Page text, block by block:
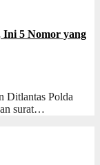
5 Nomor yang
Ditlantas Polda
surat…